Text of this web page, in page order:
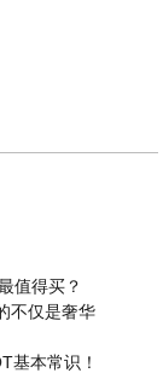
值得买？
不仅是奢华
基本常识！